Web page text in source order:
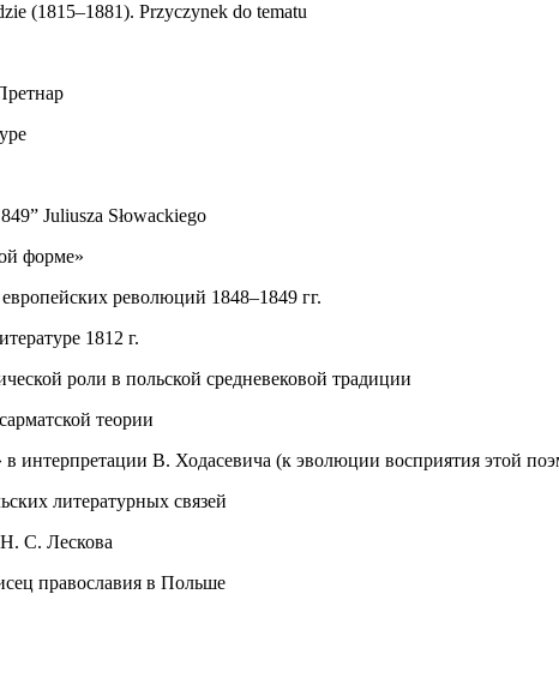
(1815–1881). Przyczynek do tematu
Juliusza Słowackiego
форме»
революций 1848–1849 гг.
1812 г.
роли в польской средневековой традиции
теории
В. Ходасевича (к эволюции восприятия этой
литературных связей
С. Лескова
православия в Польше